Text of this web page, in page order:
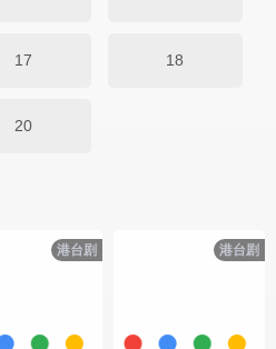
17 18
20
港台剧 港台剧